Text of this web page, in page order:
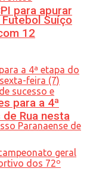
para apurar
Suíço
12
para a 4ª
Rua nesta